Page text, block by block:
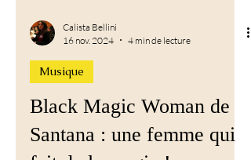
Calista Bellini
4 min de lecture
Musique